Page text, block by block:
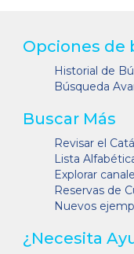
Opciones de
Historial de
Búsqueda
Buscar Más
Revisar el
Lista
Explorar
Reservas de
Nuevos
¿Necesita